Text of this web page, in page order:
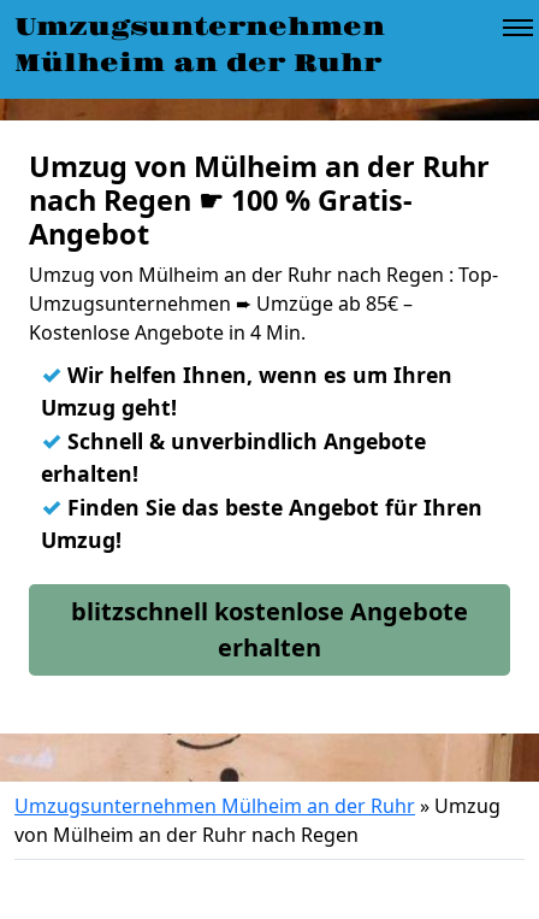
Umzugsunternehmen
Mülheim an der Ruhr
Umzug von Mülheim an der Ruhr
nach Regen ☛ 100 % Gratis-
Angebot
Umzug von Mülheim an der Ruhr nach Regen : Top-
Umzugsunternehmen ➨ Umzüge ab 85€ –
Kostenlose Angebote in 4 Min.
✓ Wir helfen Ihnen, wenn es um Ihren
Umzug geht!
✓ Schnell & unverbindlich Angebote
erhalten!
✓ Finden Sie das beste Angebot für Ihren
Umzug!
blitzschnell kostenlose Angebote
erhalten
Umzugsunternehmen Mülheim an der Ruhr» Umzug
von Mülheim an der Ruhr nach Regen